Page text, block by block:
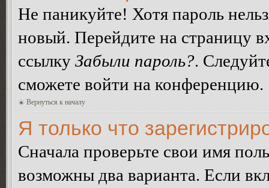
Не паникуйте! Хотя пароль
новый. Перейдите на страницу
ссылку Забыли пароль?.
сможете войти на конференцию.
Вернуться к началу
Я только что
Сначала проверьте свои имя
возможны два варианта. Если